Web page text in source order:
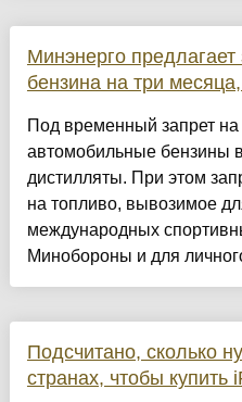
Минэнерго предлагает
бензина на три
Под временный запрет
автомобильные бензины
дистилляты. При этом
на топливо, вывозимое
международных
Минобороны и для
Подсчитано, сколько
странах, чтобы купить